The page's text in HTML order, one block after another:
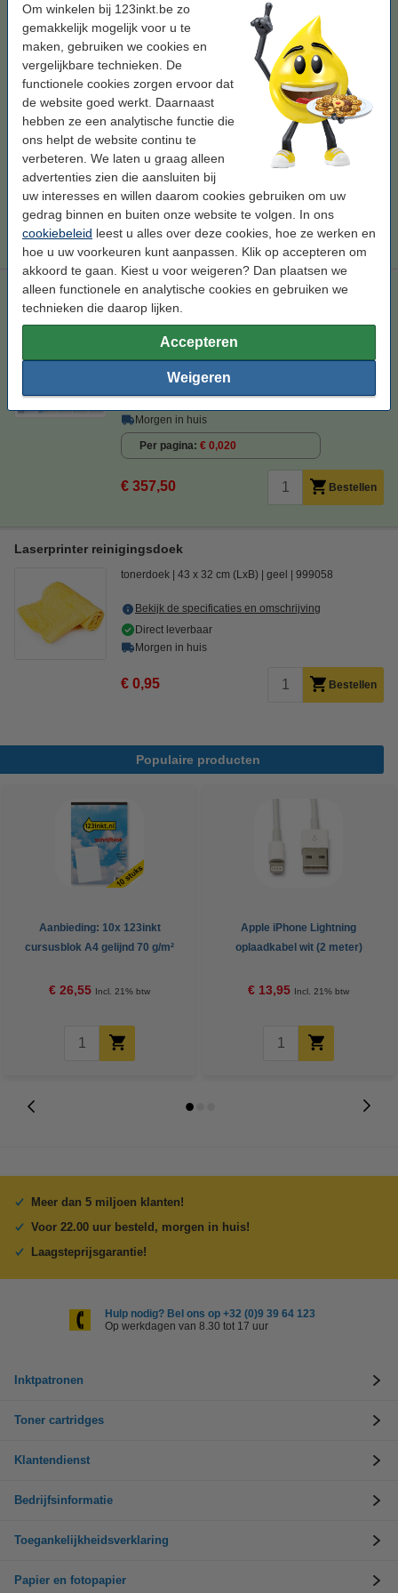
Om winkelen bij 123inkt.be zo
gemakkelijk mogelijk voor u te
maken, gebruiken we cookies en
vergelijkbare technieken. De
functionele cookies zorgen ervoor dat
de website goed werkt. Daarnaast
hebben ze een analytische functie die
ons helpt de website continu te
verbeteren. We laten u graag alleen
advertenties zien die aansluiten bij
uw interesses en willen daarom cookies gebruiken om uw
gedrag binnen en buiten onze website te volgen. In ons
cookiebeleid leest u alles over deze cookies, hoe ze werken en
hoe u uw voorkeuren kunt aanpassen. Klik op accepteren om
akkoord te gaan. Kiest u voor weigeren? Dan plaatsen we
alleen functionele en analytische cookies en gebruiken we
technieken die daarop lijken.
Accepteren
Weigeren
± 4.250 pagina's
Bekijk de specificaties en omschrijving
Bespaar
op uw afdrukkosten
Morgen in huis
Per pagina € 0,023
€ 97,50 Bestellen
Tip
Wij adviseren u deze toner (het 123inkt huismerk) te nemen i.p.v. de
Brother-uitvoering.
Aanbieding: 123inkt huismerk vervangt Brother TN-249 BK /
C / M / Y zwart + 3 kleurenWinstpakker!
130248
Bekijk de specificaties en omschrijving
Morgen in huis
Per pagina € 0,020
€ 357,50 Bestellen
Laserprinter reinigingsdoek
tonerdoek 43 x 32 cm (LxB) geel 999058
Bekijk de specificaties en omschrijving
Direct leverbaar
Morgen in huis
€ 0,95 Bestellen
Populaire producten
Aanbieding: 10x 123inkt
cursusblok A4 gelijnd 70 g/m²
€ 26,55 Incl. 21% btw
Apple iPhone Lightning
oplaadkabel wit (2 meter)
€ 13,95 Incl. 21% btw
Meer dan 5 miljoen klanten!
Voor 22.00 uur besteld, morgen in huis!
Laagsteprijsgarantie!
Hulp nodig? Bel ons op +32 (0)9 39 64 123
Op werkdagen van 8.30 tot 17 uur
Inktpatronen
Toner cartridges
Klantendienst
Bedrijfsinformatie
Toegankelijkheidsverklaring
Papier en fotopapier